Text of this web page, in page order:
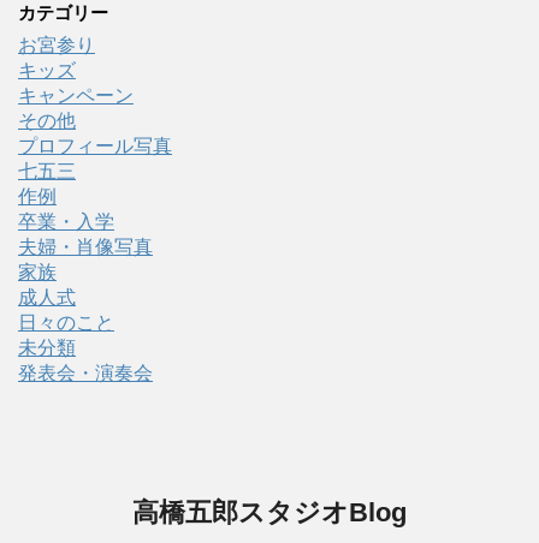
カテゴリー
お宮参り
キッズ
キャンペーン
その他
プロフィール写真
七五三
作例
卒業・入学
夫婦・肖像写真
家族
成人式
日々のこと
未分類
発表会・演奏会
高橋五郎スタジオBlog